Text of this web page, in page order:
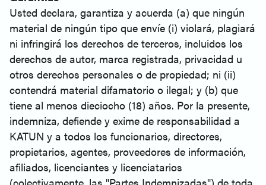
Usted declara, garantiza y acuerda (a) que ningún
material de ningún tipo que envíe (i) violará, plagiará
ni infringirá los derechos de terceros, incluidos los
derechos de autor, marca registrada, privacidad u
otros derechos personales o de propiedad; ni (ii)
contendrá material difamatorio o ilegal; y (b) que
tiene al menos dieciocho (18) años. Por la presente,
indemniza, defiende y exime de responsabilidad a
KATUN y a todos los funcionarios, directores,
propietarios, agentes, proveedores de información,
afiliados, licenciantes y licenciatarios